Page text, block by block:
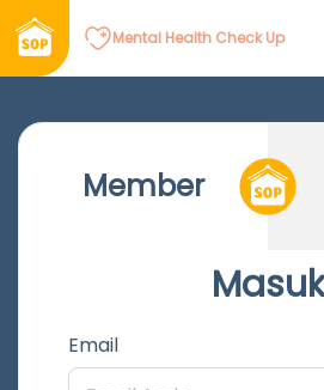
Mental Health Check Up
Member
Masuk
Email